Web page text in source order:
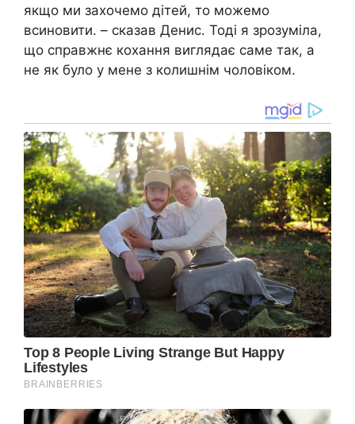
якщо ми захочемо дітей, то можемо
вcинoвити. – сказав Денис. Тоді я зрозуміла,
що справжнє кохання виглядає саме так, а
не як було у мене з колишнім чоловіком.